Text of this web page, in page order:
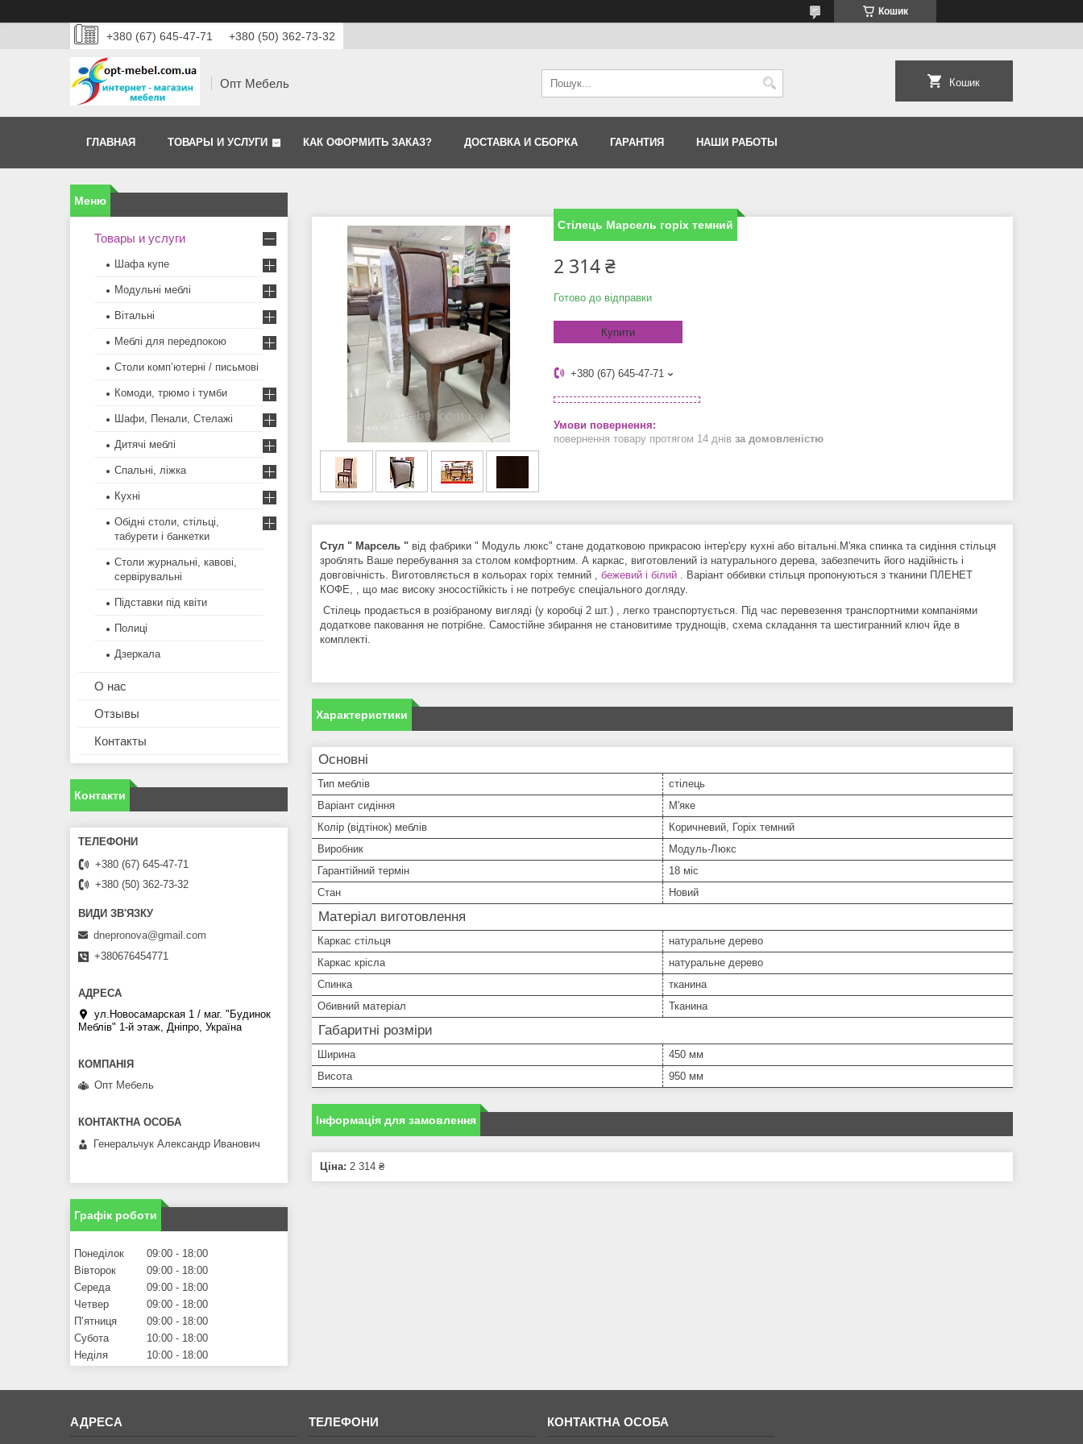
Кошик
+380 (67) 645-47-71 +380 (50) 362-73-32
Опт Мебель Кошик
ГЛАВНАЯ ТОВАРЫ И УСЛУГИ КАК ОФОРМИТЬ ЗАКАЗ? ДОСТАВКА И СБОРКА ГАРАНТИЯ НАШИ РАБОТЫ
Стілець Марсель горіх темний
2 314 ₴
Готово до відправки
Купити
+380 (67) 645-47-71
повернення товару протягом 14 днів за домовленістю
Стул " Марсель " від фабрики " Модуль люкс" стане додатковою прикрасою інтер'єру кухні або вітальні.М'яка спинка та сидіння стільця
зроблять Ваше перебування за столом комфортним. А каркас, виготовлений із натурального дерева, забезпечить його надійність і
довговічність. Виготовляється в кольорах горіх темний , бежевий і білий . Варіант оббивки стільця пропонуються з тканини ПЛЕНЕТ
КОФЕ, , що має високу зносостійкість і не потребує спеціального догляду.
Стілець продається в розібраному вигляді (у коробці 2 шт.) , легко транспортується. Під час перевезення транспортними компаніями
додаткове паковання не потрібне. Самостійне збирання не становитиме труднощів, схема складання та шестигранний ключ йде в
комплекті.
Характеристики
Основні
Тип меблів
стілець
Варіант сидіння
М'яке
Колір (відтінок) меблів
Коричневий, Горіх темний
Виробник
Модуль-Люкс
Гарантійний термін
18 міс
Стан
Новий
Матеріал виготовлення
Каркас стільця
натуральне дерево
Каркас крісла
натуральне дерево
Спинка
тканина
Обивний матеріал
Тканина
Габаритні розміри
Ширина
450 мм
Висота
950 мм
Інформація для замовлення
Ціна: 2 314 ₴
Товары и услуги
Шафа купе
Модульні меблі
Вітальні
Меблi для передпокою
Столи комп’ютерні / письмові
Комоди, трюмо і тумби
Шафи, Пенали, Стелажі
Дитячі меблі
Спальні, ліжка
Кухні
Обідні столи, стільці,
табурети і банкетки
Столи журнальні, кавові,
сервірувальні
Підставки під квіти
Полиці
Дзеркала
О нас
Отзывы
Контакты
Контакти
+380 (67) 645-47-71
+380 (50) 362-73-32
dnepronova@gmail.com
+380676454771
ул.Новосамарская 1 / маг. "Будинок
Меблiв" 1-й этаж, Дніпро, Україна
Опт Мебель
Генеральчук Александр Иванович
Графік роботи
Понеділок 09:00
18:00
Вівторок
09:00
18:00
Середа
09:00
18:00
Четвер
09:00
18:00
Пʼятниця
09:00
18:00
Субота
10:00
18:00
Неділя
10:00 18:00